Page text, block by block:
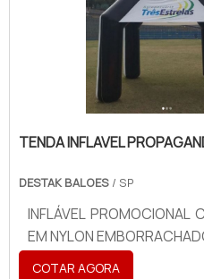
TENDA INFLAVEL
DESTAK BALOES / SP
INFLÁVEL PROMOCIONAL
EM NYLON
COTAR AGORA